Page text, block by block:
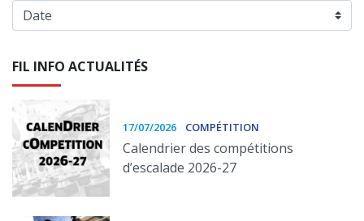
FIL INFO ACTUALITÉS
17/07/2026 COMPÉTITION
Calendrier des compétitions
d’escalade 2026-27